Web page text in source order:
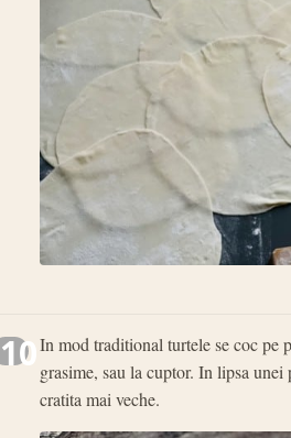
10In mod traditional turtele se coc pe
grasime, sau la cuptor. In lipsa
cratita mai veche.